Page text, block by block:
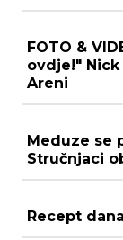
FOTO &
ovdje!"
Areni
Meduze se
Stručnjaci
Recept